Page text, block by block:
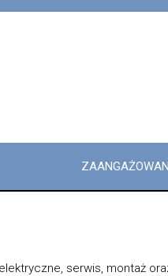
serwis, montaż